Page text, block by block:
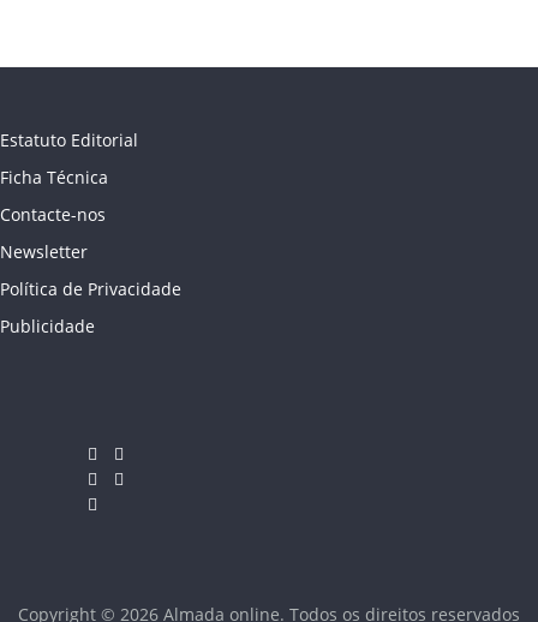
Estatuto Editorial
Ficha Técnica
Contacte-nos
Newsletter
Política de Privacidade
Publicidade
Copyright © 2026 Almada online. Todos os direitos reservados